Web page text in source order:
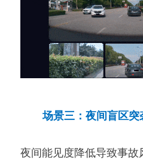
场景三：夜间盲区
夜间能见度降低导致事故